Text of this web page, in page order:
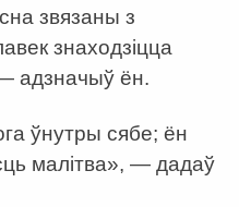
звязаны з
знаходзіцца
адзначыў ён.
ўнутры сябе; ён
малітва», — дадаў